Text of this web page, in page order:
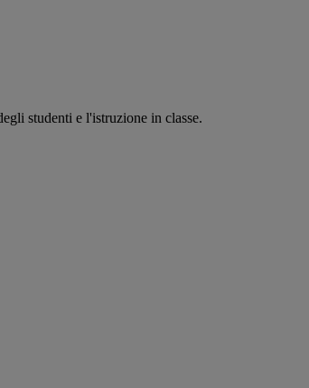
studenti e l'istruzione in classe.